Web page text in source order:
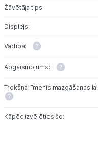
Sports un
Ražotāju
Žāvētāja tips:
Displejs:
Vadība:
Apgaismojums:
Trokšņa līmenis mazgāšanas
Kāpēc izvēlēties šo: